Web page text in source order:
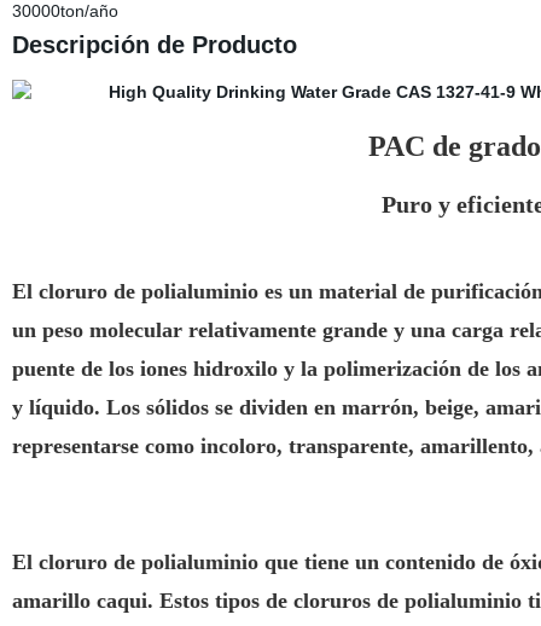
30000ton/año
Descripción de Producto
PAC de
Puro y
El cloruro de polialuminio es un material de
un peso molecular relativamente grande y una carga
puente de los iones hidroxilo y la polimerización de los
y líquido. Los sólidos se dividen en marrón, beige,
representarse como incoloro, transparente,
El cloruro de polialuminio que tiene un contenido de
amarillo caqui. Estos tipos de cloruros de polialuminio